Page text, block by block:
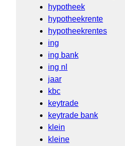
hypotheek
hypotheekrente
hypotheekrentes
ing
ing bank
ing nl
jaar
kbc
keytrade
keytrade bank
klein
kleine